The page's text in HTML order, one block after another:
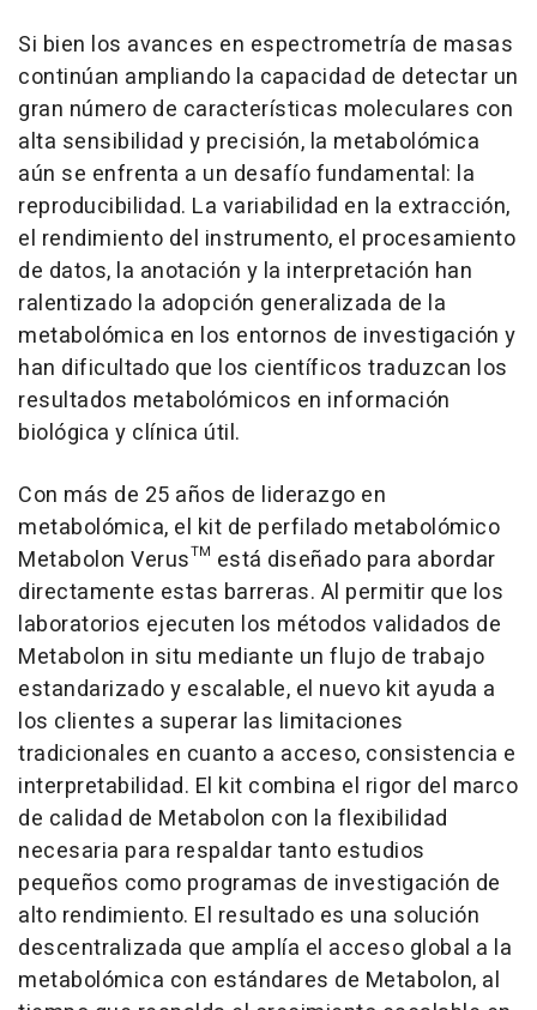
Si bien los avances en espectrometría de masas
continúan ampliando la capacidad de detectar un
gran número de características moleculares con
alta sensibilidad y precisión, la metabolómica
aún se enfrenta a un desafío fundamental: la
reproducibilidad. La variabilidad en la extracción,
el rendimiento del instrumento, el procesamiento
de datos, la anotación y la interpretación han
ralentizado la adopción generalizada de la
metabolómica en los entornos de investigación y
han dificultado que los científicos traduzcan los
resultados metabolómicos en información
biológica y clínica útil.
Con más de 25 años de liderazgo en
metabolómica, el kit de perfilado metabolómico
Metabolon Verus™ está diseñado para abordar
directamente estas barreras. Al permitir que los
laboratorios ejecuten los métodos validados de
Metabolon in situ mediante un flujo de trabajo
estandarizado y escalable, el nuevo kit ayuda a
los clientes a superar las limitaciones
tradicionales en cuanto a acceso, consistencia e
interpretabilidad. El kit combina el rigor del marco
de calidad de Metabolon con la flexibilidad
necesaria para respaldar tanto estudios
pequeños como programas de investigación de
alto rendimiento. El resultado es una solución
descentralizada que amplía el acceso global a la
metabolómica con estándares de Metabolon, al